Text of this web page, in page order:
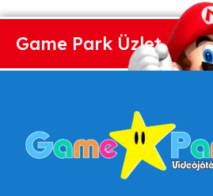
Game Park Üzlet